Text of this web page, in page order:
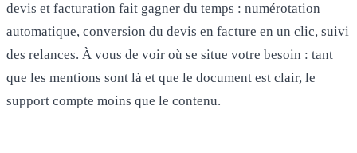
devis et facturation fait gagner du temps : numérotation
automatique, conversion du devis en facture en un clic, suivi
des relances. À vous de voir où se situe votre besoin : tant
que les mentions sont là et que le document est clair, le
support compte moins que le contenu.